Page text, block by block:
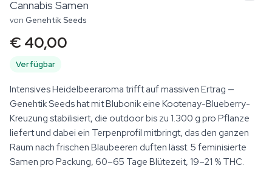
Cannabis Samen
von Genehtik Seeds
€ 40,00
Verfügbar
Intensives Heidelbeeraroma trifft auf massiven Ertrag —
Genehtik Seeds hat mit Blubonik eine Kootenay-Blueberry-
Kreuzung stabilisiert, die outdoor bis zu 1.300 g pro Pflanze
liefert und dabei ein Terpenprofil mitbringt, das den ganzen
Raum nach frischen Blaubeeren duften lässt. 5 feminisierte
Samen pro Packung, 60–65 Tage Blütezeit, 19–21 % THC.